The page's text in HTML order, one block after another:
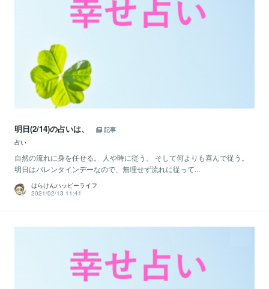
明日(2/14)の占いは、
記事
占い
自然の流れに身を任せる。 人や時に従う。 そして何よりも喜んで従う。
明日はバレンタインデーなので、無理せず流れに従って...
はらけんハッピーライフ
2021/02/13 11:41